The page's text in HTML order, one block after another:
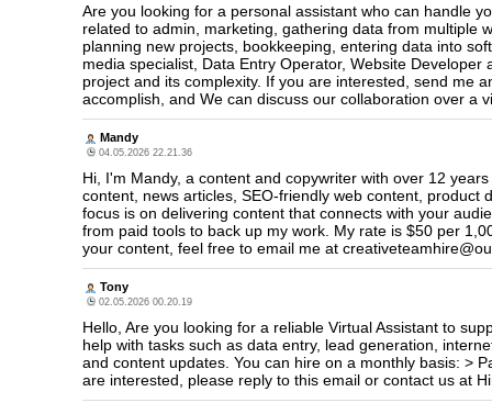
Are you looking for a personal assistant who can handle
related to admin, marketing, gathering data from multiple
planning new projects, bookkeeping, entering data into
media specialist, Data Entry Operator, Website
project and its complexity. If you are interested, send me
accomplish, and We can discuss our collaboration over a
Mandy
04.05.2026 22.21.36
Hi, I'm Mandy, a content and copywriter with over 12
content, news articles, SEO-friendly web content,
focus is on delivering content that connects with your
from paid tools to back up my work. My rate is $50 per
your content, feel free to email me at
Tony
02.05.2026 00.20.19
Hello, Are you looking for a reliable Virtual Assistant to
help with tasks such as data entry, lead generation,
and content updates. You can hire on a monthly basis: >
are interested, please reply to this email or contact us at